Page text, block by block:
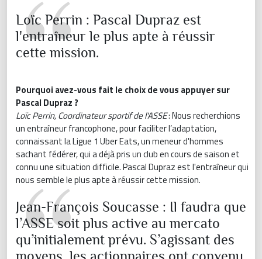
Loïc Perrin : Pascal Dupraz est
l'entraîneur le plus apte à réussir
cette mission.
Pourquoi avez-vous fait le choix de vous appuyer sur
Pascal Dupraz ?
Loïc Perrin, Coordinateur sportif de l'ASSE: Nous recherchions
un entraîneur francophone, pour faciliter l’adaptation,
connaissant la Ligue 1 Uber Eats, un meneur d'hommes
sachant fédérer, qui a déjà pris un club en cours de saison et
connu une situation difficile. Pascal Dupraz est l'entraîneur qui
nous semble le plus apte à réussir cette mission.
Jean-François Soucasse : Il faudra que
l’ASSE soit plus active au mercato
qu’initialement prévu. S’agissant des